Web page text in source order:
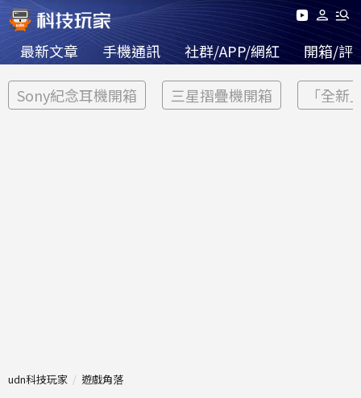
最新文章 手機通訊 社群/APP/網紅 開箱/評
Sony紀念耳機開箱 三星摺疊機開箱 「全新
udn科技玩家 遊戲角落